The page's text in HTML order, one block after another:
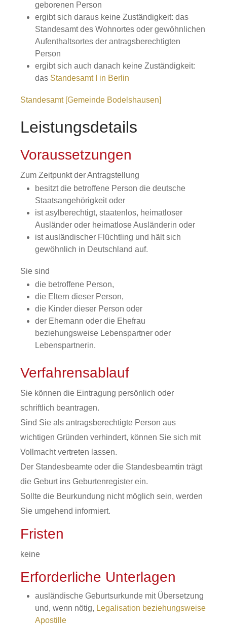
geborenen Person
ergibt sich daraus keine Zuständigkeit: das
Standesamt des Wohnortes oder gewöhnlichen
Aufenthaltsortes der antragsberechtigten
Person
ergibt sich auch danach keine Zuständigkeit:
das Standesamt I in Berlin
Standesamt [Gemeinde Bodelshausen]
Leistungsdetails
Voraussetzungen
Zum Zeitpunkt der Antragstellung
besitzt die betroffene Person die deutsche
Staatsangehörigkeit oder
ist asylberechtigt, staatenlos, heimatloser
Ausländer oder heimatlose Ausländerin oder
ist ausländischer Flüchtling und hält sich
gewöhnlich in Deutschland auf.
Sie sind
die betroffene Person,
die Eltern dieser Person,
die Kinder dieser Person oder
der Ehemann oder die Ehefrau
beziehungsweise Lebenspartner oder
Lebenspartnerin.
Verfahrensablauf
Sie können die Eintragung persönlich oder
schriftlich beantragen.
Sind Sie als antragsberechtigte Person aus
wichtigen Gründen verhindert, können Sie sich mit
Vollmacht vertreten lassen.
Der Standesbeamte oder die Standesbeamtin trägt
die Geburt ins Geburtenregister ein.
Sollte die Beurkundung nicht möglich sein, werden
Sie umgehend informiert.
Fristen
keine
Erforderliche Unterlagen
ausländische Geburtsurkunde mit Übersetzung
und, wenn nötig, Legalisation beziehungsweise
Apostille